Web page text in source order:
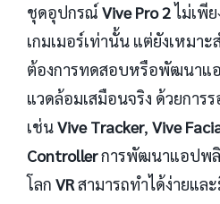
ชุดอุปกรณ์ Vive Pro 2ไม่เพี
เกมเมอร์เท่านั้น แต่ยังเหมา
ต้องการทดสอบหรือพัฒนาแ
แวดล้อมเสมือนจริง ด้วยการ
เช่นVive Tracker, Vive
Controllerการพัฒนาแอปพ
โลก VRสามารถทำได้ง่ายแล